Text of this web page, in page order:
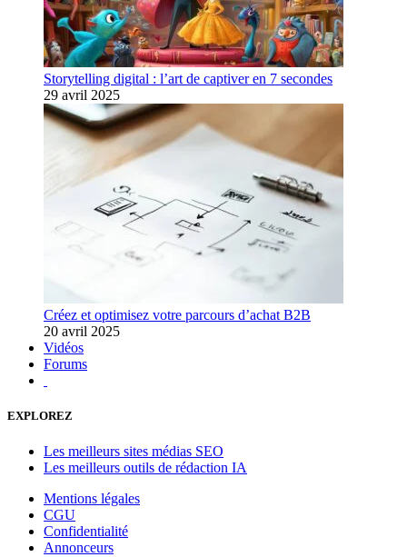
Storytelling digital : l’art de captiver en 7 secondes
29 avril 2025
Créez et optimisez votre parcours d’achat B2B
20 avril 2025
Vidéos
Forums
EXPLOREZ
Les meilleurs sites médias SEO
Les meilleurs outils de rédaction IA
Mentions légales
CGU
Confidentialité
Annonceurs